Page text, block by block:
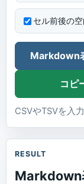
セル前後の
Markdown
コピ
CSVやTSVを入
RESULT
Markdown